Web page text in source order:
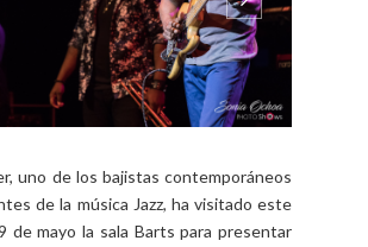
uno de los bajistas contemporáneos
de la música Jazz, ha visitado este
de mayo la sala Barts para presentar